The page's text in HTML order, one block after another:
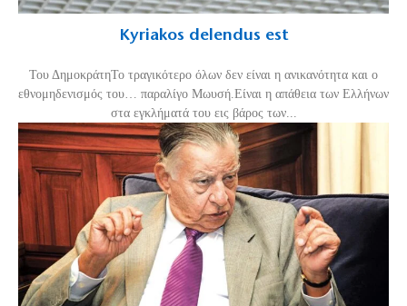
Kyriakos delendus est
Του ΔημοκράτηΤο τραγικότερο όλων δεν είναι η ανικανότητα και ο
εθνομηδενισμός του… παραλίγο Μωυσή.Είναι η απάθεια των Ελλήνων
στα εγκλήματά του εις βάρος των...